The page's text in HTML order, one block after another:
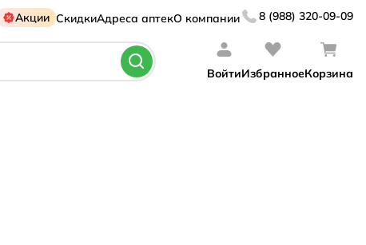
Акции СкидкиАдреса аптекО компании 8 (988) 320-09-09
ВойтиИзбранноеКорзина